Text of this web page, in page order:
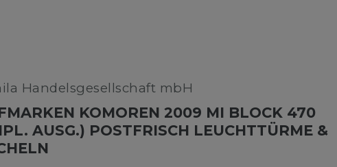
Handelsgesellschaft mbH
KOMOREN 2009 MI BLOCK 470
AUSG.) POSTFRISCH LEUCHTTÜRME &